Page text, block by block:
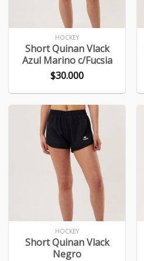
HOCKEY
Short Quinan Vlack
Azul Marino c/Fucsia
$30.000
HOCKEY
Short Quinan Vlack
Negro